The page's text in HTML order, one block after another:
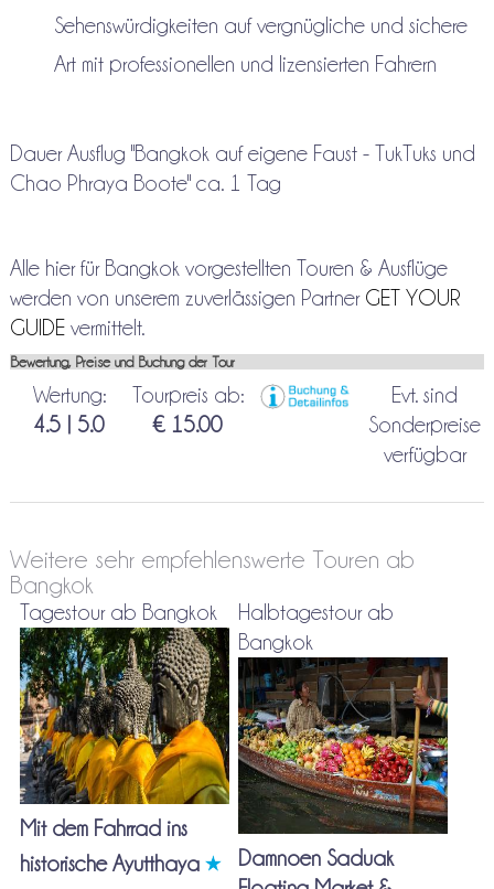
Sehenswürdigkeiten auf vergnügliche und sichere
Art mit professionellen und lizensierten Fahrern
Dauer Ausflug "Bangkok auf eigene Faust - TukTuks und
Chao Phraya Boote" ca. 1 Tag
Alle hier für Bangkok vorgestellten Touren & Ausflüge
werden von unserem zuverlässigen Partner GET YOUR
GUIDEvermittelt.
Bewertung, Preise und Buchung der Tour
Wertung:
4.5 | 5.0
Tourpreis ab:
€ 15.00
Evt. sind
Sonderpreise
verfügbar
Weitere sehr empfehlenswerte Touren ab
Bangkok
Tagestour ab Bangkok
Mit dem Fahrrad ins
historische Ayutthaya
Halbtagestour ab
Bangkok
Damnoen Saduak